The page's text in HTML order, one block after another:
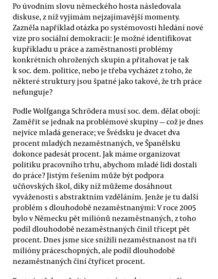
Po úvodním slovu německého hosta následovala
diskuse, z níž vyjímám nejzajímavější momenty.
Zazněla například otázka po systémovosti hledání nové
vize pro sociální demokracii: Je možné identifikovat
kupříkladu u práce a zaměstnanosti problémy
konkrétních ohrožených skupin a přitahovat je tak
k soc. dem. politice, nebo je třeba vycházet z toho, že
některé struktury jsou špatné jako takové, že trh práce
nefunguje?
Podle Wolfganga Schrödera musí soc. dem. dělat obojí:
Zaměřit se jednak na problémové skupiny — což je dnes
nejvíce mladá generace; ve Švédsku je dvacet dva
procent mladých nezaměstnaných, ve Španělsku
dokonce padesát procent. Jak máme organizovat
politiku pracovního trhu, abychom mladé lidi dostali
do práce? Jistým řešením může být podpora
učňovských škol, díky níž můžeme dosáhnout
vyváženosti s abstraktním vzděláním. Jenže je tu další
problém s dlouhodobě nezaměstnanými: V roce 2005
bylo v Německu pět miliónů nezaměstnaných, z toho
podíl dlouhodobě nezaměstnaných činil třicept pět
procent. Dnes jsme sice snížili nezaměstnanost na tři
milióny práceschopných, ale podíl dlouhodobě
nezaměstnaných činí čtyřicet procent.